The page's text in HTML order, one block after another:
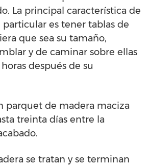
La principal característica de
es tener tablas de
que sea su tamaño,
y de caminar sobre ellas
después de su
parquet de madera maciza
treinta días entre la
se tratan y se terminan